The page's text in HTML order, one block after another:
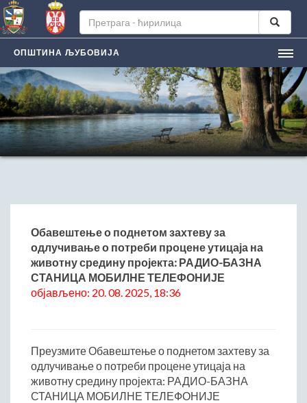
ОПШТИНА ЉУБОВИЈА
НАСЛОВНА
ЉУБОВИЈA
Лична карта града
Историјат
ЛОКАЛНА САМОУПРАВА
Председник општине
Заменик председника
Скупштина општине
Општинско веће
ПРИВРЕДА
Општи и просторни положај подручја општине
Обавештење о поднетом захтеву за
одлучивање о потреби процене утицаја на
животну средину пројекта: РАДИО-БАЗНА
СТАНИЦА МОБИЛНЕ ТЕЛЕФОНИЈЕ
објављено: 20. 08. 2025, 18:36
Преузмите Обавештење о поднетом захтеву за
одлучивање о потреби процене утицаја на
животну средину пројекта: РАДИО-БАЗНА
СТАНИЦА МОБИЛНЕ ТЕЛЕФОНИЈЕ